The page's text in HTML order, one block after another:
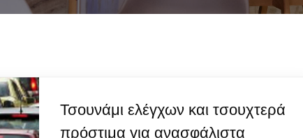
Τσουνάμι ελέγχων και τσουχτερά
πρόστιμα για ανασφάλιστα